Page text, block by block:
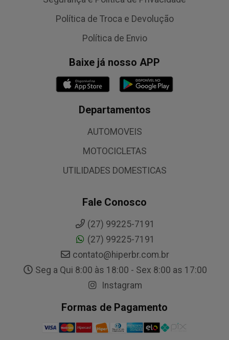
Política de Troca e Devolução
Política de Envio
Baixe já nosso APP
Departamentos
AUTOMOVEIS
MOTOCICLETAS
UTILIDADES DOMESTICAS
Fale Conosco
(27) 99225-7191
(27) 99225-7191
contato@hiperbr.com.br
Seg a Qui 8:00 às 18:00 - Sex 8:00 as 17:00
Instagram
Formas de Pagamento